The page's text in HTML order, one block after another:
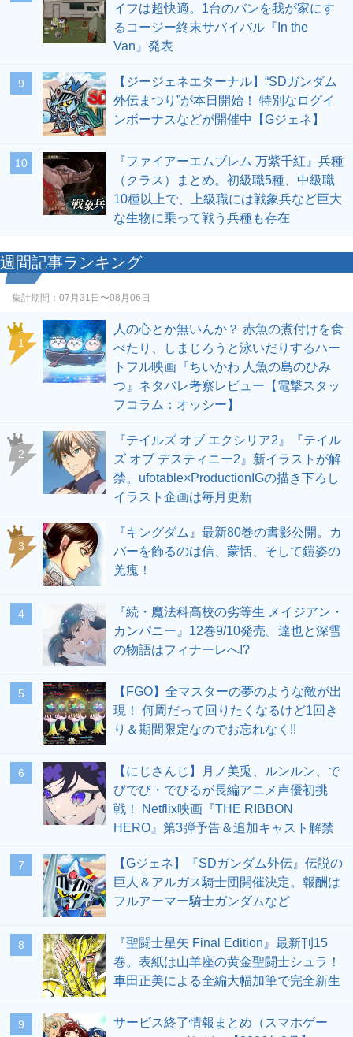
イフは超快適。1台のバンを我が家にす
るコージー終末サバイバル『In the
Van』発表
9
【ジージェネエターナル】“SDガンダム
外伝まつり”が本日開始！ 特別なログイ
ンボーナスなどが開催中【Gジェネ】
10
『ファイアーエムブレム 万紫千紅』兵種
（クラス）まとめ。初級職5種、中級職
10種以上で、上級職には戦象兵など巨大
な生物に乗って戦う兵種も存在
週間記事ランキング
集計期間： 07月31日〜08月06日
1
人の心とか無いんか？ 赤魚の煮付けを食
べたり、しまじろうと泳いだりするハー
トフル映画『ちいかわ 人魚の島のひみ
つ』ネタバレ考察レビュー【電撃スタッ
フコラム：オッシー】
2
『テイルズ オブ エクシリア2』『テイル
ズ オブ デスティニー2』新イラストが解
禁。ufotable×ProductionIGの描き下ろし
イラスト企画は毎月更新
3
『キングダム』最新80巻の書影公開。カ
バーを飾るのは信、蒙恬、そして鎧姿の
羌瘣！
4
『続・魔法科高校の劣等生 メイジアン・
カンパニー』12巻9/10発売。達也と深雪
の物語はフィナーレへ!?
5
【FGO】全マスターの夢のような敵が出
現！ 何周だって回りたくなるけど1回き
り＆期間限定なのでお忘れなく!!
6
【にじさんじ】月ノ美兎、ルンルン、で
びでび・でびるが長編アニメ声優初挑
戦！ Netflix映画『THE RIBBON
HERO』第3弾予告＆追加キャスト解禁
7
【Gジェネ】『SDガンダム外伝』伝説の
巨人＆アルガス騎士団開催決定。報酬は
フルアーマー騎士ガンダムなど
8
『聖闘士星矢 Final Edition』最新刊15
巻。表紙は山羊座の黄金聖闘士シュラ！
車田正美による全編大幅加筆で完全新生
9
サービス終了情報まとめ（スマホゲー